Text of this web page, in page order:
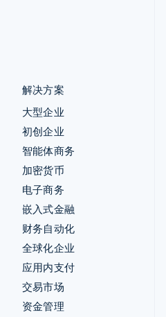
解决方案
大型企业
初创企业
智能体商务
加密货币
电子商务
嵌入式金融
财务自动化
全球化企业
应用内支付
交易市场
资金管理